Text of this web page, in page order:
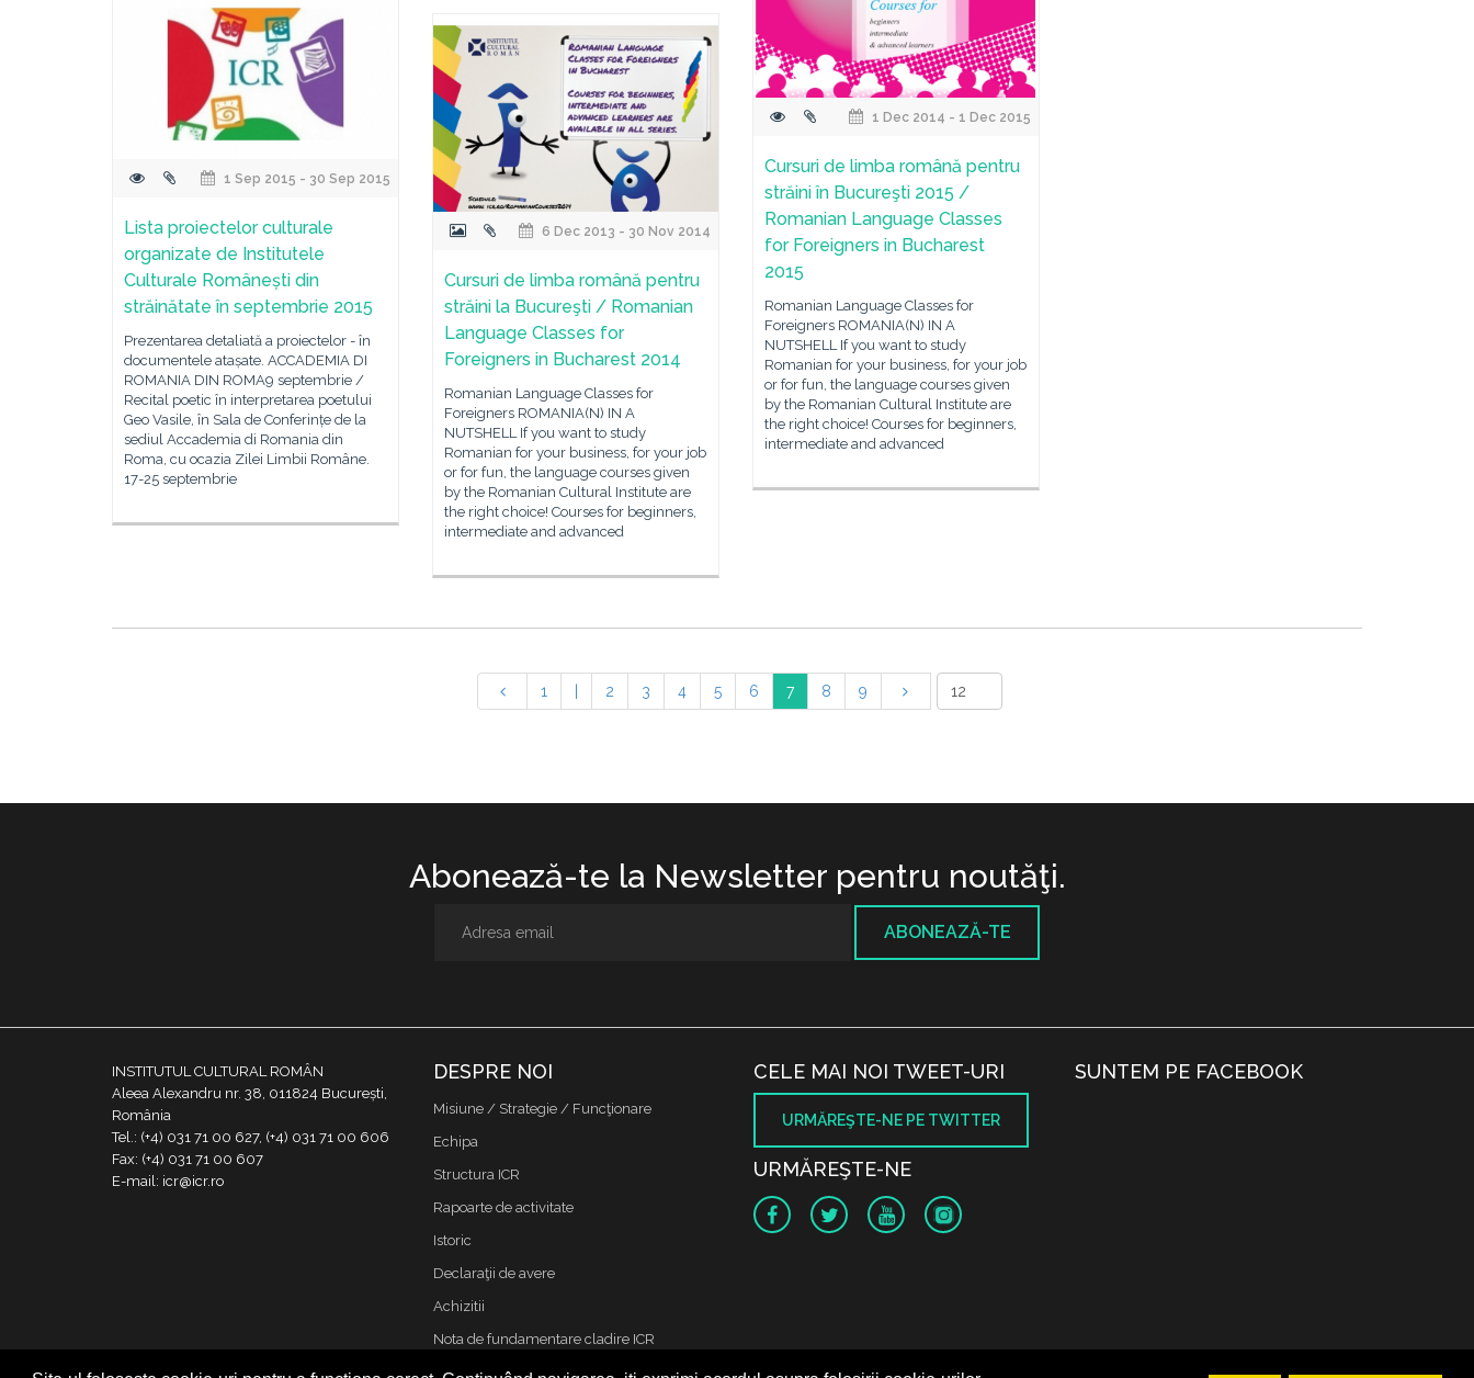
1 Dec 2014 - 1 Dec 2015
Cursuri de limba română pentru
străini în Bucureşti 2015 /
Romanian Language Classes
for Foreigners in Bucharest
2015
Romanian Language Classes for
Foreigners ROMANIA(N) IN A
NUTSHELL If you want to study
Romanian for your business, for your job
or for fun, the language courses given
by the Romanian Cultural Institute are
the right choice! Courses for beginners,
intermediate and advanced
1 Sep 2015 - 30 Sep 2015
Lista proiectelor culturale
organizate de Institutele
Culturale Românești din
străinătate în septembrie 2015
Prezentarea detaliată a proiectelor - în
documentele atașate. ACCADEMIA DI
ROMANIA DIN ROMA9 septembrie /
Recital poetic în interpretarea poetului
Geo Vasile, în Sala de Conferințe de la
sediul Accademia di Romania din
Roma, cu ocazia Zilei Limbii Române.
17-25 septembrie
6 Dec 2013 - 30 Nov 2014
Cursuri de limba română pentru
străini la Bucureşti / Romanian
Language Classes for
Foreigners in Bucharest 2014
Romanian Language Classes for
Foreigners ROMANIA(N) IN A
NUTSHELL If you want to study
Romanian for your business, for your job
or for fun, the language courses given
by the Romanian Cultural Institute are
the right choice! Courses for beginners,
intermediate and advanced
1 2 3 4 5 6 7 8 9
Abonează-te la Newsletter pentru noutăţi.
ABONEAZĂ-TE
INSTITUTUL CULTURAL ROMÂN
Aleea Alexandru nr. 38, 011824 București,
România
Tel.: (+4) 031 71 00 627, (+4) 031 71 00 606
Fax: (+4) 031 71 00 607
E-mail: icr@icr.ro
DESPRE NOI
Misiune / Strategie / Funcţionare
Echipa
Structura ICR
Rapoarte de activitate
Istoric
Declaraţii de avere
Achizitii
Nota de fundamentare cladire ICR
Contact
CELE MAI NOI TWEET-URI
URMĂREŞTE-NE PE TWITTER
URMĂREŞTE-NE
SUNTEM PE FACEBOOK